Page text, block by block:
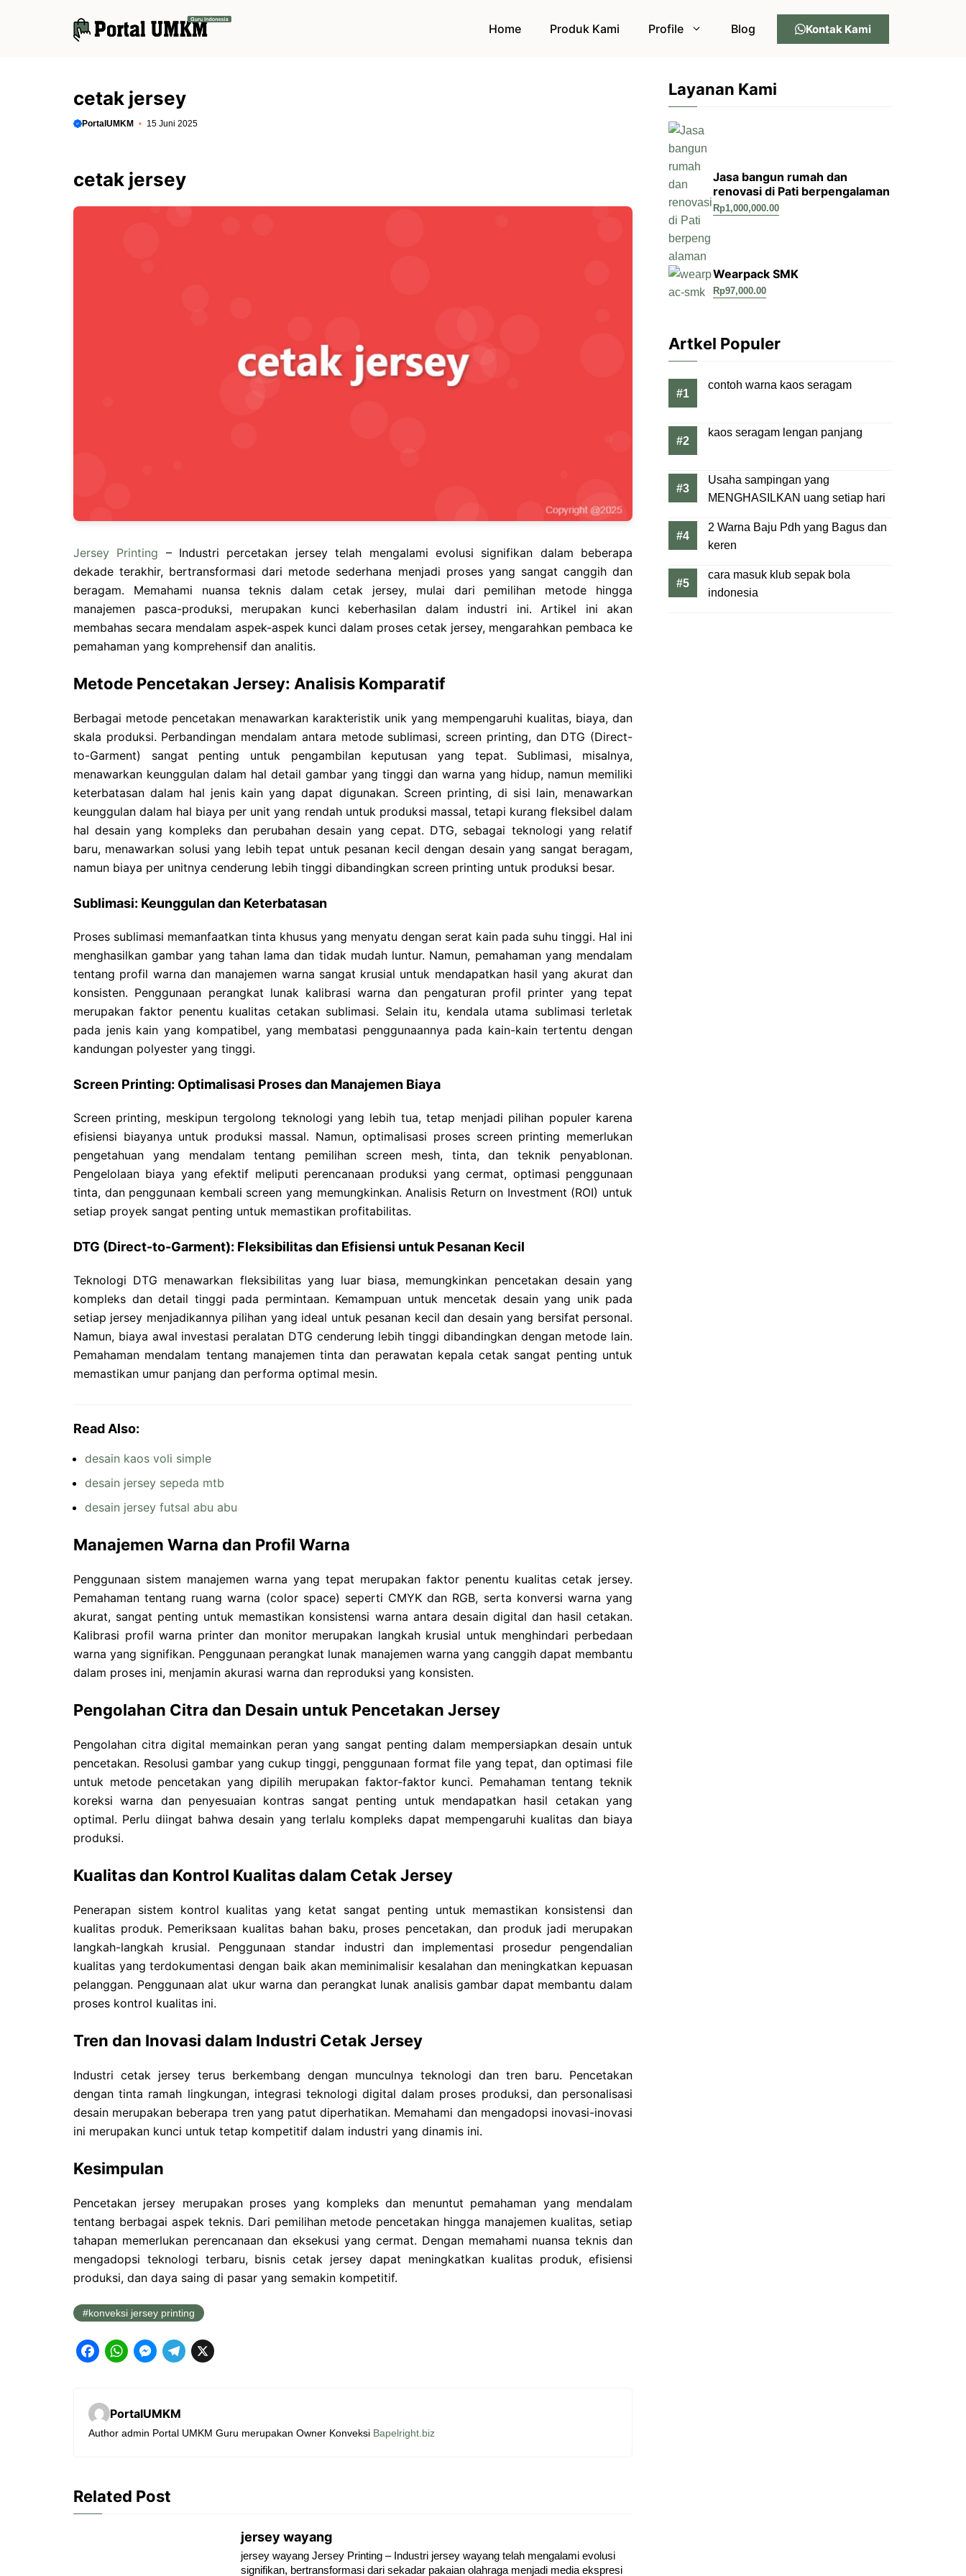
Home Produk Kami Profile Blog Kontak Kami
cetak jersey
PortalUMKM 15 Juni 2025
cetak jersey
Jersey Printing – Industri percetakan jersey telah mengalami evolusi signifikan dalam beberapa
dekade terakhir, bertransformasi dari metode sederhana menjadi proses yang sangat canggih dan
beragam. Memahami nuansa teknis dalam cetak jersey, mulai dari pemilihan metode hingga
manajemen pasca-produksi, merupakan kunci keberhasilan dalam industri ini. Artikel ini akan
membahas secara mendalam aspek-aspek kunci dalam proses cetak jersey, mengarahkan pembaca ke
pemahaman yang komprehensif dan analitis.
Metode Pencetakan Jersey: Analisis Komparatif
Berbagai metode pencetakan menawarkan karakteristik unik yang mempengaruhi kualitas, biaya, dan
skala produksi. Perbandingan mendalam antara metode sublimasi, screen printing, dan DTG (Direct-
to-Garment) sangat penting untuk pengambilan keputusan yang tepat. Sublimasi, misalnya,
menawarkan keunggulan dalam hal detail gambar yang tinggi dan warna yang hidup, namun memiliki
keterbatasan dalam hal jenis kain yang dapat digunakan. Screen printing, di sisi lain, menawarkan
keunggulan dalam hal biaya per unit yang rendah untuk produksi massal, tetapi kurang fleksibel dalam
hal desain yang kompleks dan perubahan desain yang cepat. DTG, sebagai teknologi yang relatif
baru, menawarkan solusi yang lebih tepat untuk pesanan kecil dengan desain yang sangat beragam,
namun biaya per unitnya cenderung lebih tinggi dibandingkan screen printing untuk produksi besar.
Sublimasi: Keunggulan dan Keterbatasan
Proses sublimasi memanfaatkan tinta khusus yang menyatu dengan serat kain pada suhu tinggi. Hal ini
menghasilkan gambar yang tahan lama dan tidak mudah luntur. Namun, pemahaman yang mendalam
tentang profil warna dan manajemen warna sangat krusial untuk mendapatkan hasil yang akurat dan
konsisten. Penggunaan perangkat lunak kalibrasi warna dan pengaturan profil printer yang tepat
merupakan faktor penentu kualitas cetakan sublimasi. Selain itu, kendala utama sublimasi terletak
pada jenis kain yang kompatibel, yang membatasi penggunaannya pada kain-kain tertentu dengan
kandungan polyester yang tinggi.
Screen Printing: Optimalisasi Proses dan Manajemen Biaya
Screen printing, meskipun tergolong teknologi yang lebih tua, tetap menjadi pilihan populer karena
efisiensi biayanya untuk produksi massal. Namun, optimalisasi proses screen printing memerlukan
pengetahuan yang mendalam tentang pemilihan screen mesh, tinta, dan teknik penyablonan.
Pengelolaan biaya yang efektif meliputi perencanaan produksi yang cermat, optimasi penggunaan
tinta, dan penggunaan kembali screen yang memungkinkan. Analisis Return on Investment (ROI) untuk
setiap proyek sangat penting untuk memastikan profitabilitas.
DTG (Direct-to-Garment): Fleksibilitas dan Efisiensi untuk Pesanan Kecil
Teknologi DTG menawarkan fleksibilitas yang luar biasa, memungkinkan pencetakan desain yang
kompleks dan detail tinggi pada permintaan. Kemampuan untuk mencetak desain yang unik pada
setiap jersey menjadikannya pilihan yang ideal untuk pesanan kecil dan desain yang bersifat personal.
Namun, biaya awal investasi peralatan DTG cenderung lebih tinggi dibandingkan dengan metode lain.
Pemahaman mendalam tentang manajemen tinta dan perawatan kepala cetak sangat penting untuk
memastikan umur panjang dan performa optimal mesin.
Read Also:
desain kaos voli simple
desain jersey sepeda mtb
desain jersey futsal abu abu
Manajemen Warna dan Profil Warna
Penggunaan sistem manajemen warna yang tepat merupakan faktor penentu kualitas cetak jersey.
Pemahaman tentang ruang warna (color space) seperti CMYK dan RGB, serta konversi warna yang
akurat, sangat penting untuk memastikan konsistensi warna antara desain digital dan hasil cetakan.
Kalibrasi profil warna printer dan monitor merupakan langkah krusial untuk menghindari perbedaan
warna yang signifikan. Penggunaan perangkat lunak manajemen warna yang canggih dapat membantu
dalam proses ini, menjamin akurasi warna dan reproduksi yang konsisten.
Pengolahan Citra dan Desain untuk Pencetakan Jersey
Pengolahan citra digital memainkan peran yang sangat penting dalam mempersiapkan desain untuk
pencetakan. Resolusi gambar yang cukup tinggi, penggunaan format file yang tepat, dan optimasi file
untuk metode pencetakan yang dipilih merupakan faktor-faktor kunci. Pemahaman tentang teknik
koreksi warna dan penyesuaian kontras sangat penting untuk mendapatkan hasil cetakan yang
optimal. Perlu diingat bahwa desain yang terlalu kompleks dapat mempengaruhi kualitas dan biaya
produksi.
Kualitas dan Kontrol Kualitas dalam Cetak Jersey
Penerapan sistem kontrol kualitas yang ketat sangat penting untuk memastikan konsistensi dan
kualitas produk. Pemeriksaan kualitas bahan baku, proses pencetakan, dan produk jadi merupakan
langkah-langkah krusial. Penggunaan standar industri dan implementasi prosedur pengendalian
kualitas yang terdokumentasi dengan baik akan meminimalisir kesalahan dan meningkatkan kepuasan
pelanggan. Penggunaan alat ukur warna dan perangkat lunak analisis gambar dapat membantu dalam
proses kontrol kualitas ini.
Tren dan Inovasi dalam Industri Cetak Jersey
Industri cetak jersey terus berkembang dengan munculnya teknologi dan tren baru. Pencetakan
dengan tinta ramah lingkungan, integrasi teknologi digital dalam proses produksi, dan personalisasi
desain merupakan beberapa tren yang patut diperhatikan. Memahami dan mengadopsi inovasi-inovasi
ini merupakan kunci untuk tetap kompetitif dalam industri yang dinamis ini.
Kesimpulan
Pencetakan jersey merupakan proses yang kompleks dan menuntut pemahaman yang mendalam
tentang berbagai aspek teknis. Dari pemilihan metode pencetakan hingga manajemen kualitas, setiap
tahapan memerlukan perencanaan dan eksekusi yang cermat. Dengan memahami nuansa teknis dan
mengadopsi teknologi terbaru, bisnis cetak jersey dapat meningkatkan kualitas produk, efisiensi
produksi, dan daya saing di pasar yang semakin kompetitif.
konveksi jersey printing
F
e
o
k
W
t
p
M
s
g
T
e
a
X
PortalUMKM
Author admin Portal UMKM Guru merupakan Owner Konveksi Bapelright.biz
Related Post
jersey wayang
jersey wayang Jersey Printing – Industri jersey wayang telah mengalami evolusi
signifikan, bertransformasi dari sekadar pakaian olahraga menjadi media ekspresi
Layanan Kami
Jasa bangun rumah dan
renovasi di Pati berpengalaman
Rp1,000,000.00
Wearpack SMK
Rp97,000.00
Artkel Populer
contoh warna kaos seragam
kaos seragam lengan panjang
Usaha sampingan yang
MENGHASILKAN uang setiap hari
2 Warna Baju Pdh yang Bagus dan
keren
cara masuk klub sepak bola
indonesia